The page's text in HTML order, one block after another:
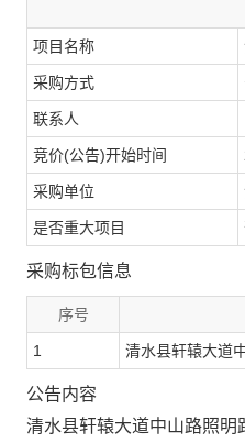
项目名称
采购方式
联系人
竞价(公告)开始时间
采购单位
是否重大项目
采购标包信息
序号
1 清水县轩辕大道
公告内容
清水县轩辕大道中山路照明